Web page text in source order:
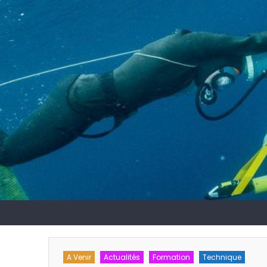
A Venir Actualités Formation Technique